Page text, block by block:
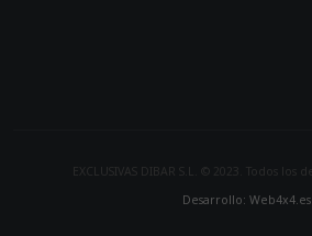
EXCLUSIVAS DIBAR S.L. © 2023. Todos
Desarrollo: Web4x4.es